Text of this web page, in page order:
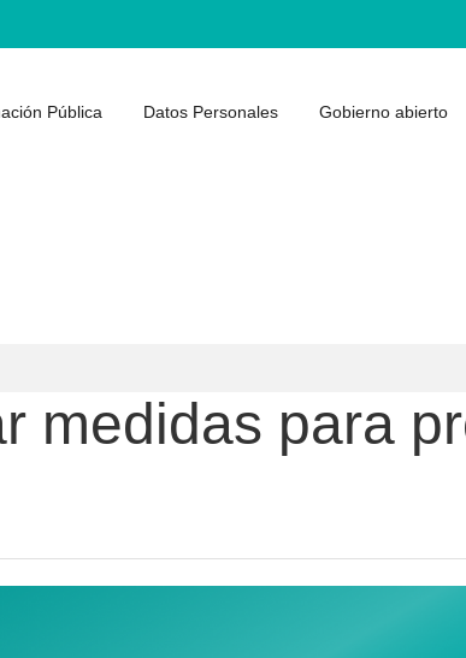
Pública Datos Personales Gobierno abierto
medidas para